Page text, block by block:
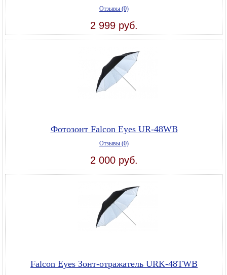
Отзывы (0)
2 999 руб.
Фотозонт Falcon Eyes UR-48WB
Отзывы (0)
2 000 руб.
Falcon Eyes Зонт-отражатель URK-48TWB